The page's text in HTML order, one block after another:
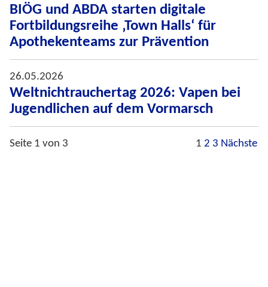
BIÖG und ABDA starten digitale
Fortbildungsreihe ‚Town Halls‘ für
Apothekenteams zur Prävention
26.05.2026
Weltnichtrauchertag 2026: Vapen bei
Jugendlichen auf dem Vormarsch
Seite 1 von 3 1 2 3 Nächste